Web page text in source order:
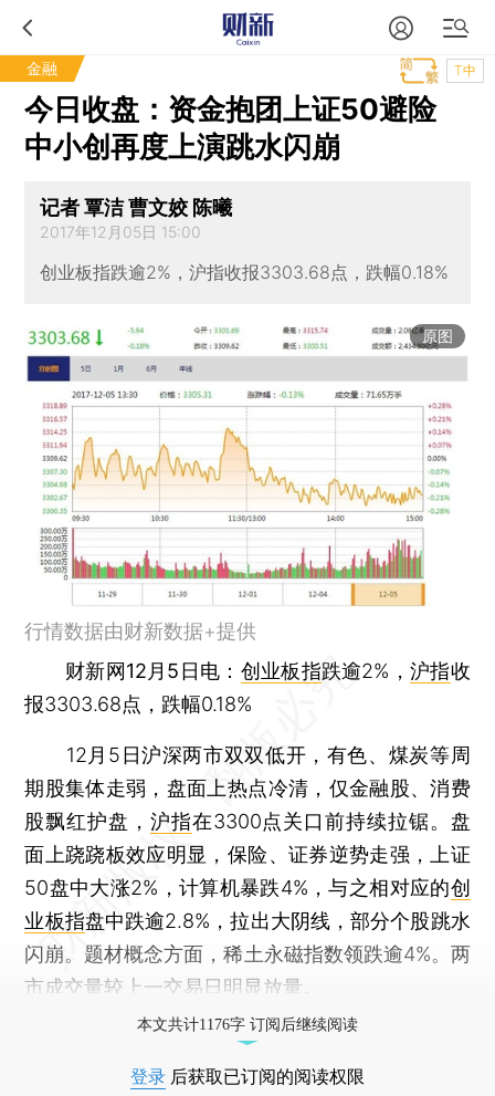
金融 T中
今日收盘：资金抱团上证50避险
中小创再度上演跳水闪崩
记者 覃洁 曹文姣 陈曦
2017年12月05日 15:00
创业板指跌逾2%，沪指收报3303.68点，跌幅0.18%
原图
行情数据由财新数据+提供
财新网12月5日电 ： 创业板指跌逾2%，沪指收
报3303.68点，跌幅0.18%
12月5日沪深两市双双低开，有色、煤炭等周
期股集体走弱，盘面上热点冷清，仅金融股、消费
股飘红护盘， 沪指在3300点关口前持续拉锯。盘
面上跷跷板效应明显，保险、证券逆势走强，上证
50盘中大涨2%，计算机暴跌4%，与之相对应的创
业板指盘中跌逾2.8%，拉出大阴线，部分个股跳水
闪崩。题材概念方面，稀土永磁指数领跌逾4%。两
市成交量较上一交易日明显放量。
本文共计1176字 订阅后继续阅读
登录 后获取已订阅的阅读权限